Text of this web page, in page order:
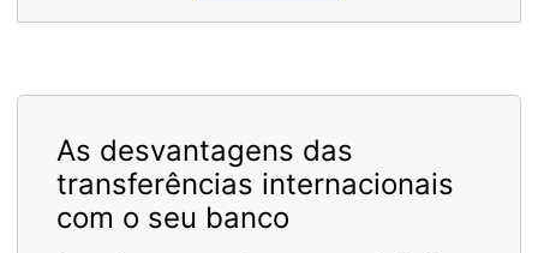
As desvantagens das
transferências internacionais
com o seu banco